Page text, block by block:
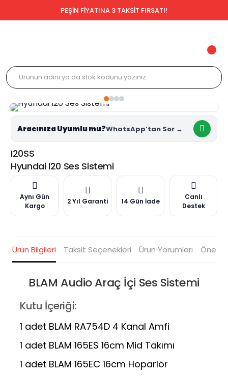
PEŞİN FİYATINA 3 TAKSİT FIRSATI!
Aracınıza Uyumlu mu?
I20SS
Hyundai I20 Ses Sistemi
Aynı Gün
Kargo
2 Yıl Garanti 14 Gün İade
Canlı
Destek
Ürün Bilgileri Taksit Seçenekleri Ürün Yorumları
BLAM Audio Araç İçi Ses Sistemi
Kutu İçeriği:
1 adet BLAM RA754D 4 Kanal Amfi
1 adet BLAM 165ES 16cm Mid Takımı
1 adet BLAM 165EC 16cm Hoparlör